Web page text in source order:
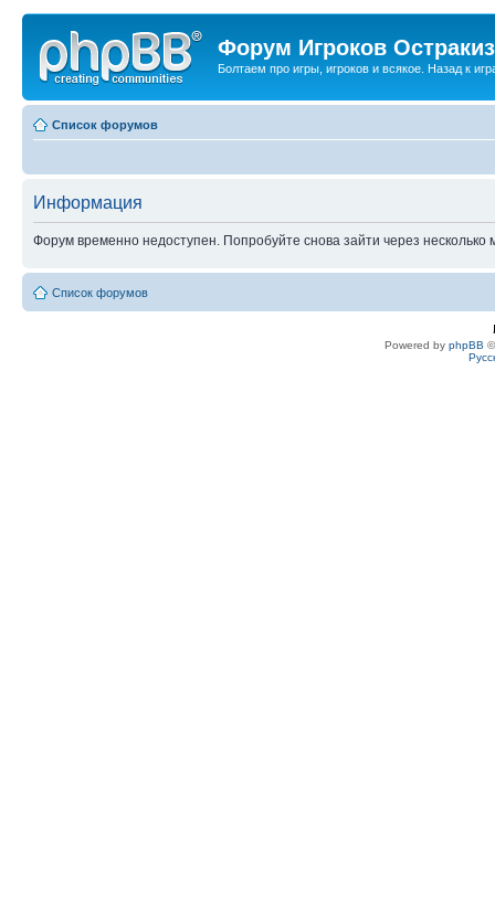
Форум Игроков
Болтаем про игры, игроков и всякое. Назад к
Список форумов
Информация
Форум временно недоступен. Попробуйте снова зайти через несколько
Список форумов
Powered by phpBB